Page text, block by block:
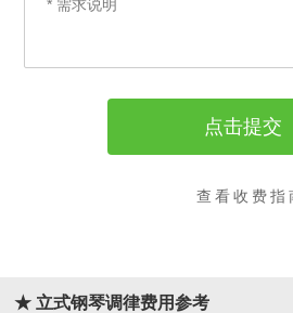
查看收费指
★ 立式钢琴调律费用参考